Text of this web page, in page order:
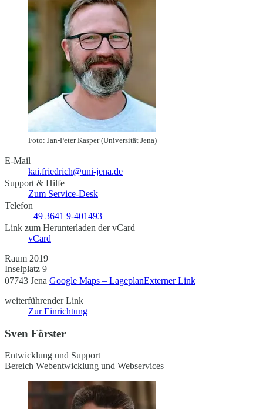
Foto: Jan-Peter Kasper (Universität Jena)
E-Mail
kai.friedrich@uni-jena.de
Support & Hilfe
Zum Service-Desk
Telefon
+49 3641 9-401493
Link zum Herunterladen der vCard
vCard
Raum 2019
Inselplatz 9
07743 Jena Google Maps – LageplanExterner Link
weiterführender Link
Zur Einrichtung
Sven Förster
Entwicklung und Support
Bereich Webentwicklung und Webservices